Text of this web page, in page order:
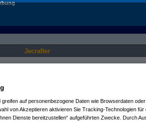
Jecrafter
auf personenbezogene Daten wie Browserdaten
von Akzeptieren aktivieren Sie Tracking-Technologien für
Dienste bereitzustellen“ aufgeführten Zwecke. Durch